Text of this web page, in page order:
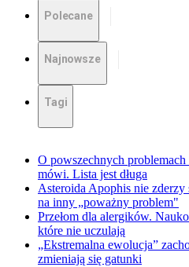
Polecane
Najnowsze
Tagi
O powszechnych
mówi. Lista jest długa
Asteroida Apophis nie
na inny „poważny problem"
Przełom dla alergików.
które nie uczulają
„Ekstremalna ewolucja”
zmieniają się gatunki